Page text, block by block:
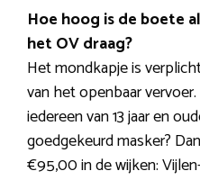
Hoe hoog is de boete
het OV draag?
Het mondkapje is
van het openbaar
iedereen van 13 jaar en
goedgekeurd masker?
€95,00 in de wijken: